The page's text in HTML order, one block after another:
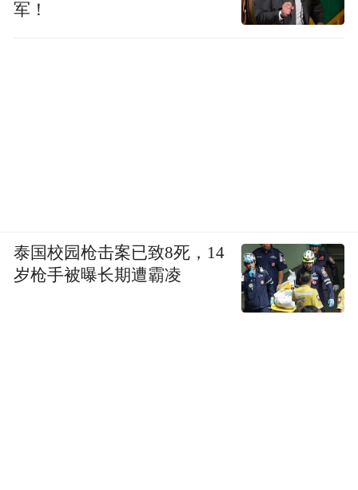
军！
泰国校园枪击案已致8死，14
岁枪手被曝长期遭霸凌